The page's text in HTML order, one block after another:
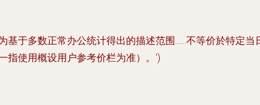
于多数正常办公统计得出的描述范围……不等价於特定
指使用概设用户参考价栏为准）。')